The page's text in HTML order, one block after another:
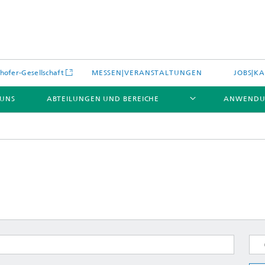
Gesellschaft MESSEN|VERANSTALTUNGEN
ABTEILUNGEN UND BEREICHE
und Leistungen Leistungen und Produkte
Energieerzeugung und -